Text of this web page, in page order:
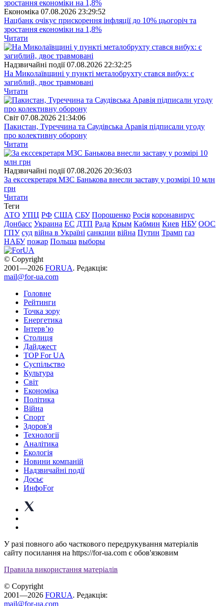
Економіка 07.08.2026 23:29:52
Нацбанк очікує прискорення інфляції до 10% цьогоріч та
зростання економіки на 1,8%
Читати
Надзвичайні події 07.08.2026 22:32:25
На Миколаївщині у пункті металобрухту стався вибух: є
загиблий, двоє травмовані
Читати
Свiт 07.08.2026 21:34:06
Пакистан, Туреччина та Саудівська Аравія підписали угоду
про колективну оборону
Читати
Надзвичайні події 07.08.2026 20:36:03
За екссекретаря МЗС Банькова внесли заставу у розмірі 10 млн
грн
Читати
Теги
АТО УПЦ РФ США СБУ Порошенко Росія коронавирус
Донбасс Украина ЕС ДТП Рада Крым Кабмин Киев НБУ ООС
ГПУ суд війна в Україні санкции війна Путин Трамп газ
НАБУ пожар Польша выборы
© Copyright
2001—2026 FORUA. Редакція:
mail@for-ua.com
Головне
Рейтинги
Точка зору
Енергетика
Інтерв’ю
Столиця
Дайджест
TOP For UA
Суспiльство
Культура
Світ
Економіка
Політика
Війна
Спорт
Здоров'я
Технології
Аналітика
Екологія
Новини компаній
Надзвичайні події
Досьє
ИнфоFor
У разі повного або часткового передрукування матеріалів
сайту посилання на https://for-ua.com є обов'язковим
Правила використання матеріалів
© Copyright
2001—2026 FORUA. Редакція:
mail@for-ua.com